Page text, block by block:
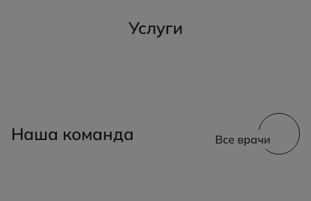
Услуги
Наша команда Все врачи